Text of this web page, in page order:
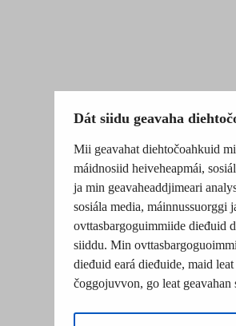
Dát siidu geavaha
Mii geavahat diehtočoahkuid
máidnosiid heiveheapmái,
ja min geavaheaddjimeari
sosiála media, máinnussuorggi
ovttasbargoguimmiide dieđuid
siiddu. Min
dieđuid eará dieđuide, maid
čoggojuvvon, go leat geavahan